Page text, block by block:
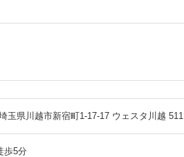
玉県川越市新宿町1-17-17 ウェスタ川越 511
歩5分